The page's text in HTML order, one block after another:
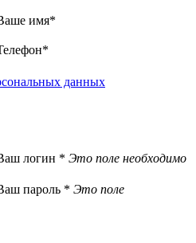
имя*
*
данных
логин * Это поле необходимо
пароль * Это поле